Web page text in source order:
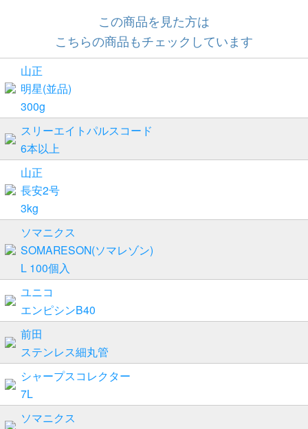
この商品を見た方は
こちらの商品もチェックしています
山正
明星(並品)
300g
スリーエイトパルスコード
6本以上
山正
長安2号
3kg
ソマニクス
SOMARESON(ソマレゾン)
L 100個入
ユニコ
エンピシンB40
前田
ステンレス細丸管
シャープスコレクター
7L
ソマニクス